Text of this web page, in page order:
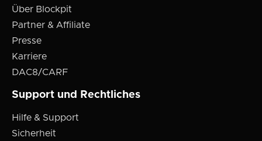
Über Blockpit
Partner & Affiliate
Presse
Karriere
DAC8/CARF
Support und Rechtliches
Hilfe & Support
Sicherheit